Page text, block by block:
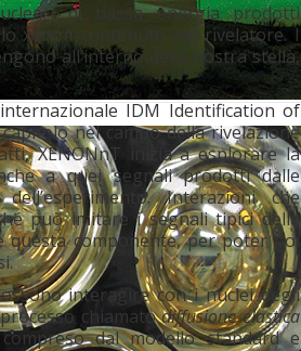
di bassa energia prodotti
xenon contenuto nel rivelatore. I
all’interno della nostra stella,
IDM Identification of
nel campo della rivelazione
XENONnT inizia a esplorare la
a quei segnali prodotti dalle
Interazioni che
può imitare i segnali tipici della
questa componente, per poter poi
interagire con i nuclei degli
chiamatodiffusione elastica
dal modello standard e